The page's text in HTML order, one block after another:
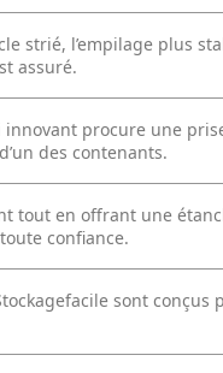
strié, l’empilage plus
assuré.
innovant procure une
des contenants.
tout en offrant une
confiance.
sont conçus